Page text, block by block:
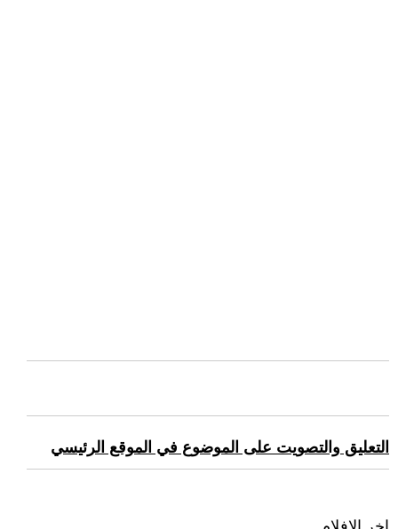
التعليق والتصويت على الموضوع في الموقع الرئيسي